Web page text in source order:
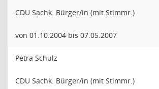
CDU Sachk. Bürger/in (mit Stimmr.)
von 01.10.2004 bis 07.05.2007
Petra Schulz
CDU Sachk. Bürger/in (mit Stimmr.)